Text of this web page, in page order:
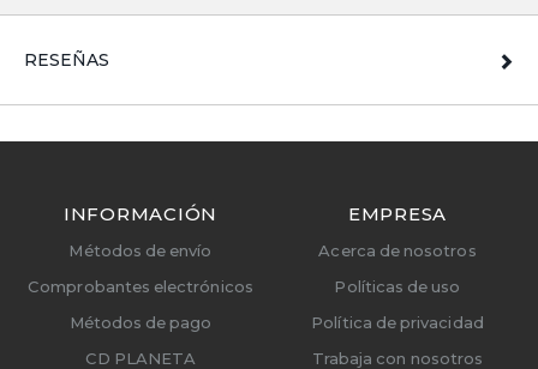
RESEÑAS
INFORMACIÓN
Métodos de envío
Comprobantes electrónicos
Métodos de pago
CD PLANETA
EMPRESA
Acerca de nosotros
Políticas de uso
Política de privacidad
Trabaja con nosotros